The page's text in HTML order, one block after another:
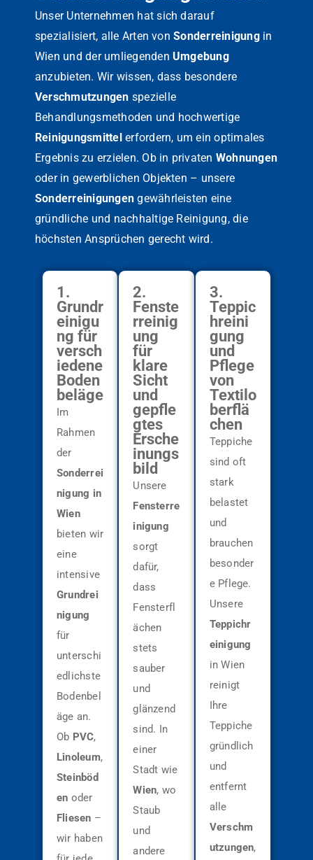
Unser Unternehmen hat sich darauf
spezialisiert, alle Arten vonSonderreinigungin
Wien und der umliegendenUmgebung
anzubieten. Wir wissen, dass besondere
Verschmutzungen spezielle
Behandlungsmethoden und hochwertige
Reinigungsmittelerfordern, um ein optimales
Ergebnis zu erzielen. Ob in privaten Wohnungen
oder in gewerblichen Objekten – unsere
Sonderreinigungen gewährleisten eine
gründliche und nachhaltige Reinigung, die
höchsten Ansprüchen gerecht wird.
1.
Grundr
einigu
ng für
versch
iedene
Boden
beläge
Im
Rahmen
der
Sonderrei
nigung in
Wien
bieten wir
eine
intensive
Grundrei
nigung
für
unterschi
edlichste
Bodenbel
äge an.
Ob PVC,
Linoleum,
Steinböd
en oder
Fliesen –
wir haben
2.
Fenste
rreinig
ung
für
klare
Sicht
und
gepfle
gtes
Ersche
inungs
bild
Unsere
Fensterre
inigung
sorgt
dafür,
dass
Fensterfl
ächen
stets
sauber
und
glänzend
sind. In
einer
Stadt wie
Wien, wo
Staub
und
andere
3.
Teppic
hreini
gung
und
Pflege
von
Textilo
berflä
chen
Teppiche
sind oft
stark
belastet
und
brauchen
besonder
e Pflege.
Unsere
Teppichr
einigung
in Wien
reinigt
Ihre
Teppiche
gründlich
und
entfernt
alle
Verschm
utzungen,